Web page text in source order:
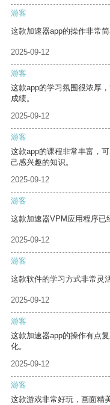
游客
这款加速器app的操作非常
2025-09-12
游客
这款app的学习氛围很浓厚
成绩。
2025-09-12
游客
这款app的课程非常丰富，
己感兴趣的知识。
2025-09-12
游客
这款加速器VPM应用程序已
2025-09-12
游客
这款软件的学习方式非常灵
2025-09-12
游客
这款加速器app的操作有点
化。
2025-09-12
游客
这款游戏非常好玩，画面精